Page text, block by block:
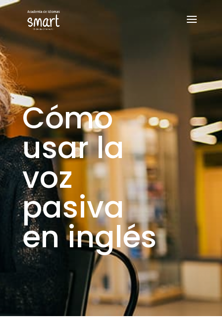
Cómo
usar la
voz
pasiva
en inglés